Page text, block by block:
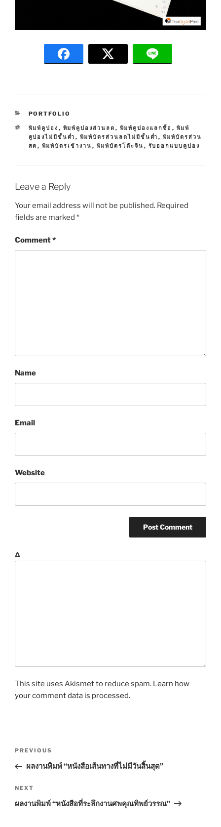
C
T
E
G
E
PORTFOLIO
T
A
G
พิมพ์คูปอง , พิมพ์คูปองส่วนลด , พิมพ์คูปองแลกซื้อ , พิมพ์
คูปองไม่มีขั้นต่ำ , พิมพ์บัตรส่วนลดไม่มีขั้นต่ำ , พิมพ์บัตรส่วน
สด , พิมพ์บัตรเข้างาน , พิมพ์บัตรโต๊ะจีน , รับออกแบบคูปอง
Leave a Reply
Your email address will not be published. Required
fields are marked *
Comment*
Name
Email
Website
Δ
This site uses Akismet to reduce spam. Learn how
your comment data is processed.
s
t
n
P
r
v
PREVIOUS
ผลงานพิมพ์ “หนังสือเส้นทางที่ไม่มีวันสิ้นสุด”
N
e
NEXT
ผลงานพิมพ์ “หนังสือที่ระลึกงานศพคุณทิพย์วรรณ”